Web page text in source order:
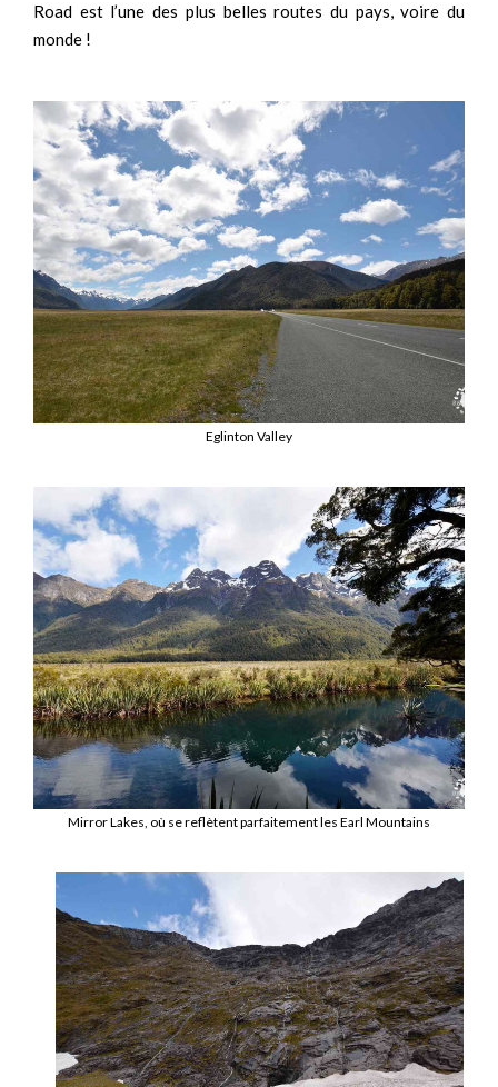
Road est l’une des plus belles routes du pays, voire du
monde !
Eglinton Valley
Mirror Lakes, où se reflètent parfaitement les Earl Mountains